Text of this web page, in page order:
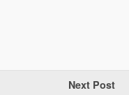
Next Post